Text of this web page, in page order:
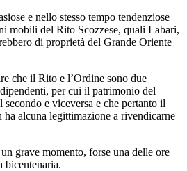
e nello stesso tempo tendenziose
mobili del Rito Scozzese, quali Labari,
di proprietà del Grande Oriente
che il Rito e l’Ordine sono due
per cui il patrimonio del
e viceversa e che pertanto il
ha alcuna legittimazione a rivendicarne
grave momento, forse una delle ore
bicentenaria.